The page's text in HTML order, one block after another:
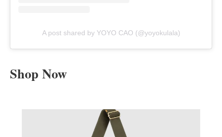
A post shared by YOYO CAO (@yoyokulala)
Shop Now